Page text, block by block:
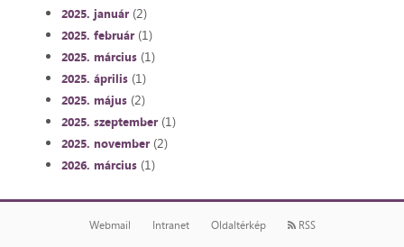
2025. január(2)
2025. február(1)
2025. március(1)
2025. április(1)
2025. május(2)
2025. szeptember(1)
2025. november(2)
2026. március(1)
Webmail Intranet Oldaltérkép RSS